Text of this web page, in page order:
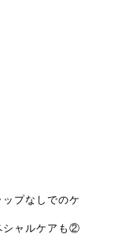
プなしでのケ
シャルケアも②